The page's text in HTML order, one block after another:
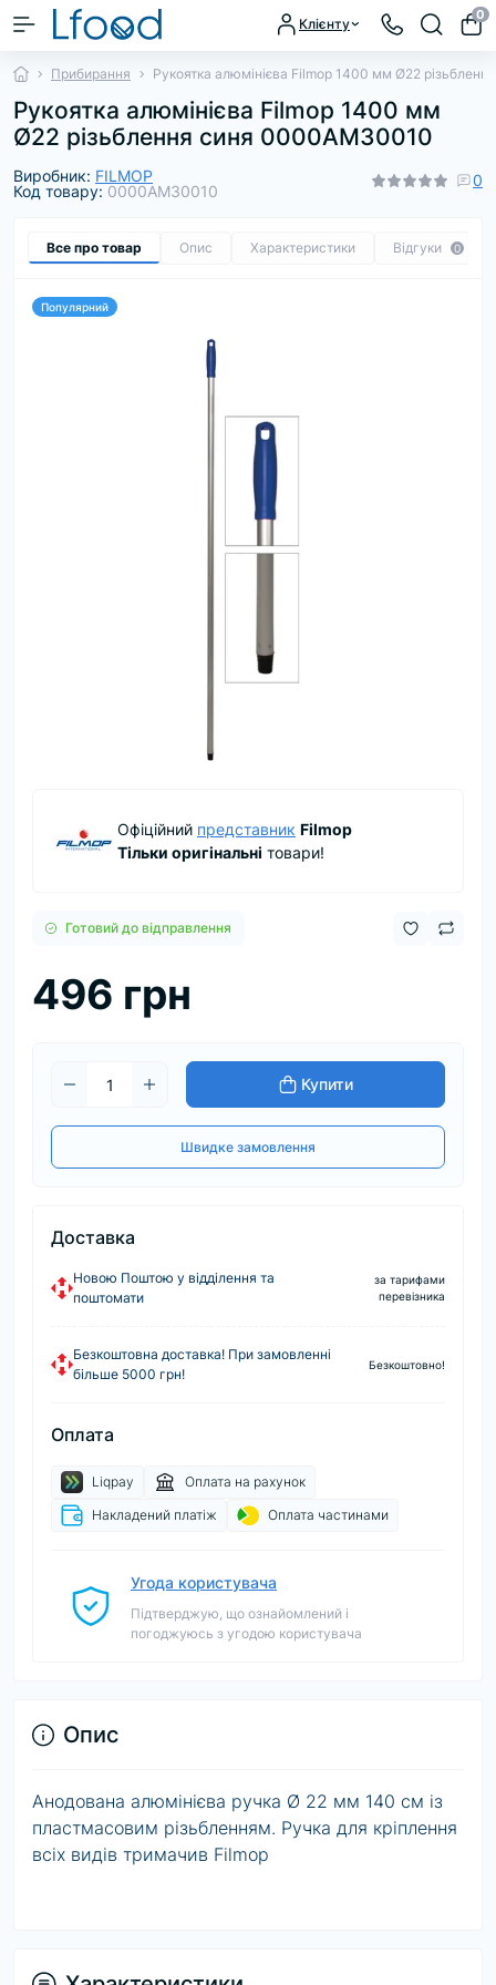
Клієнту
0
Прибирання Рукоятка алюмінієва Filmop 1400 мм Ø22
Рукоятка алюмінієва Filmop 1400 мм
Ø22 різьблення синя 0000AM30010
Виробник: FILMOP
Код товару: 0000AM30010
0
Все про товар Опис Характеристики Відгуки 0
Популярний
Офіційний представник Filmop
Тільки оригінальні товари!
Готовий до відправлення
496 грн
Купити
Швидке замовлення
Доставка
Новою Поштою у відділення та
поштомати
за тарифами
перевізника
Безкоштовна доставка! При замовленні
більше 5000 грн!
Безкоштовно!
Оплата
Liqpay
Оплата на рахунок
Накладений платіж
Оплата частинами
Угода користувача
Підтверджую, що ознайомлений і
погоджуюсь з угодою користувача
Опис
Анодована алюмінієва ручка Ø 22 мм 140 см із
пластмасовим різьбленням. Ручка для кріплення
всіх видів тримачив Filmop